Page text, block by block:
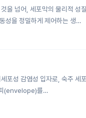
을 넘어, 세포막의 물리적
성을 정밀하게 제어하는 생…
포성 감염성 입자로, 숙주
피(envelope)를…